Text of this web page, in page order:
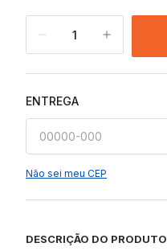
1
ENTREGA
Não sei meu CEP
DESCRIÇÃO DO PRODUTO